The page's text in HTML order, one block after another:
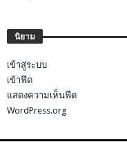
นิยาม
เข้าสู่ระบบ
เข้าฟีด
แสดงความเห็นฟีด
WordPress.org